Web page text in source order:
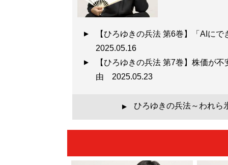
【ひろゆきの兵法 第6巻】「AIに
2025.05.16
【ひろゆきの兵法 第7巻】株価が
由 2025.05.23
▲ ひろゆきの兵法～われら